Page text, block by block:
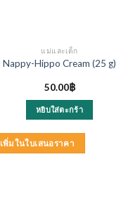
แม่และเด็ก
Nappy-Hippo Cream (25 g)
50.00฿
หยิบใส่ตะกร้า
เพิ่มในใบเสนอราคา